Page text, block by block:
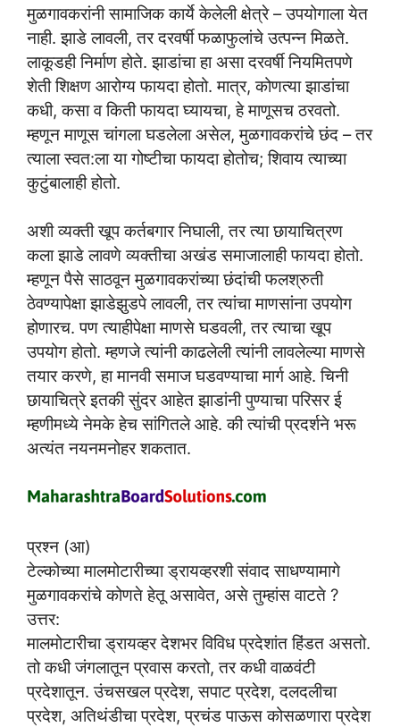
मुळगावकरांनी सामाजिक कार्ये केलेली क्षेत्रे – उपयोगाला येत
नाही. झाडे लावली, तर दरवर्षी फळाफुलांचे उत्पन्न मिळते.
लाकूडही निर्माण होते. झाडांचा हा असा दरवर्षी नियमितपणे
शेती शिक्षण आरोग्य फायदा होतो. मात्र, कोणत्या झाडांचा
कधी, कसा व किती फायदा घ्यायचा, हे माणूसच ठरवतो.
म्हणून माणूस चांगला घडलेला असेल, मुळगावकरांचे छंद – तर
त्याला स्वत:ला या गोष्टीचा फायदा होतोच; शिवाय त्याच्या
कुटुंबालाही होतो.
अशी व्यक्ती खूप कर्तबगार निघाली, तर त्या छायाचित्रण
कला झाडे लावणे व्यक्तीचा अखंड समाजालाही फायदा होतो.
म्हणून पैसे साठवून मुळगावकरांच्या छंदांची फलश्रुती
ठेवण्यापेक्षा झाडेझुडपे लावली, तर त्यांचा माणसांना उपयोग
होणारच. पण त्याहीपेक्षा माणसे घडवली, तर त्याचा खूप
उपयोग होतो. म्हणजे त्यांनी काढलेली त्यांनी लावलेल्या माणसे
तयार करणे, हा मानवी समाज घडवण्याचा मार्ग आहे. चिनी
छायाचित्रे इतकी सुंदर आहेत झाडांनी पुण्याचा परिसर ई
म्हणीमध्ये नेमके हेच सांगितले आहे. की त्यांची प्रदर्शने भरू
अत्यंत नयनमनोहर शकतात.
प्रश्न (आ)
टेल्कोच्या मालमोटारीच्या ड्रायव्हरशी संवाद साधण्यामागे
मुळगावकरांचे कोणते हेतू असावेत, असे तुम्हांस वाटते ?
उत्तर:
मालमोटारीचा ड्रायव्हर देशभर विविध प्रदेशांत हिंडत असतो.
तो कधी जंगलातून प्रवास करतो, तर कधी वाळवंटी
प्रदेशातून. उंचसखल प्रदेश, सपाट प्रदेश, दलदलीचा
प्रदेश, अतिथंडीचा प्रदेश, प्रचंड पाऊस कोसळणारा प्रदेश